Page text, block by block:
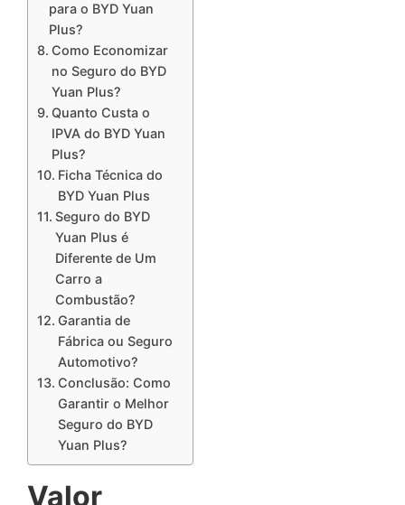
para o BYD Yuan
Plus?
Como Economizar
no Seguro do BYD
Yuan Plus?
Quanto Custa o
IPVA do BYD Yuan
Plus?
Ficha Técnica do
BYD Yuan Plus
Seguro do BYD
Yuan Plus é
Diferente de Um
Carro a
Combustão?
Garantia de
Fábrica ou Seguro
Automotivo?
Conclusão: Como
Garantir o Melhor
Seguro do BYD
Yuan Plus?
Valor